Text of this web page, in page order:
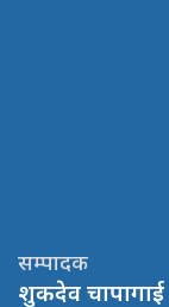
सम्पादक
शुकदेव चापागाई